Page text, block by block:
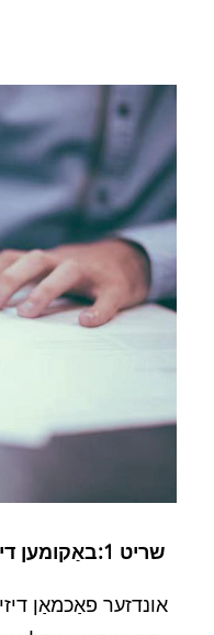
שריט 1:
באַקומען
אונדזער פאַכמאַן